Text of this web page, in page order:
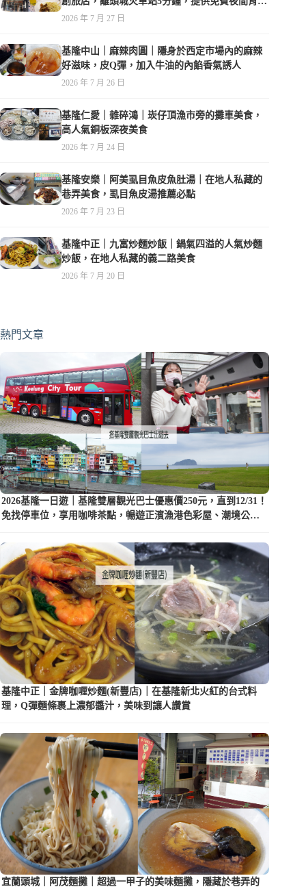
夜，親子遊戲空間
2026 年 7 月 27 日
基隆中山｜麻辣肉圓｜隱身於西定市場內的麻辣
好滋味，皮Q彈，加入牛油的內餡香氣誘人
2026 年 7 月 26 日
基隆仁愛｜雜碎鴻｜崁仔頂漁市旁的攤車美食，
高人氣銅板深夜美食
2026 年 7 月 24 日
基隆安樂｜阿美虱目魚皮魚肚湯｜在地人私藏的
巷弄美食，虱目魚皮湯推薦必點
2026 年 7 月 23 日
基隆中正｜九富炒麵炒飯｜鍋氣四溢的人氣炒麵
炒飯，在地人私藏的義二路美食
2026 年 7 月 20 日
熱門文章
2026基隆一日遊｜基隆雙層觀光巴士優惠價250元，直到12/31！
免找停車位，享用咖啡茶點，暢遊正濱漁港色彩屋、潮境公園
基隆中正｜金牌咖喱炒麵(新豐店)｜在基隆新北火紅的台式料
理，Q彈麵條裹上濃郁醬汁，美味到讓人讚賞
宜蘭頭城｜阿茂麵攤｜超過一甲子的美味麵攤，隱藏於巷弄的